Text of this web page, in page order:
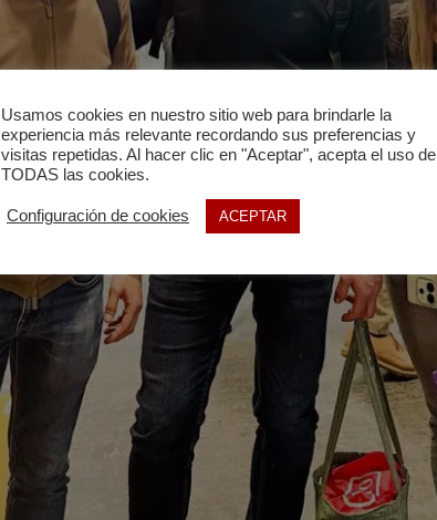
Usamos cookies en nuestro sitio web para brindarle la
experiencia más relevante recordando sus preferencias y
visitas repetidas. Al hacer clic en "Aceptar", acepta el uso de
TODAS las cookies.
Configuración de cookies ACEPTAR